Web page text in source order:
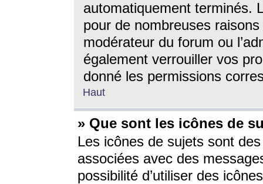
automatiquement terminés.
pour de nombreuses
modérateur du forum ou
également verrouiller vos
donné les permissions
Haut
» Que sont les icônes de
Les icônes de sujets sont
associées avec des
possibilité d’utiliser des